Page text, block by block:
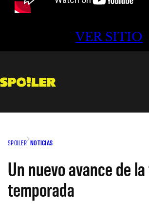
VER SITIO
SPOILER NOTICIAS
Un nuevo avance de
temporada